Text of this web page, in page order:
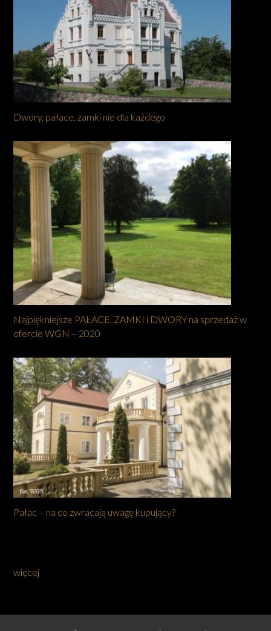
Dwory, pałace, zamki nie dla każdego
Najpiękniejsze PAŁACE, ZAMKI i DWORY na sprzedaż w
ofercie WGN – 2020
Pałac – na co zwracają uwagę kupujący?
więcej